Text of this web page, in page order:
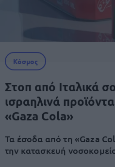
Κόσμος
Στοπ από Ιταλικά
ισραηλινά
«Gaza Cola»
Τα έσοδα από τη «Gaza
την κατασκευή